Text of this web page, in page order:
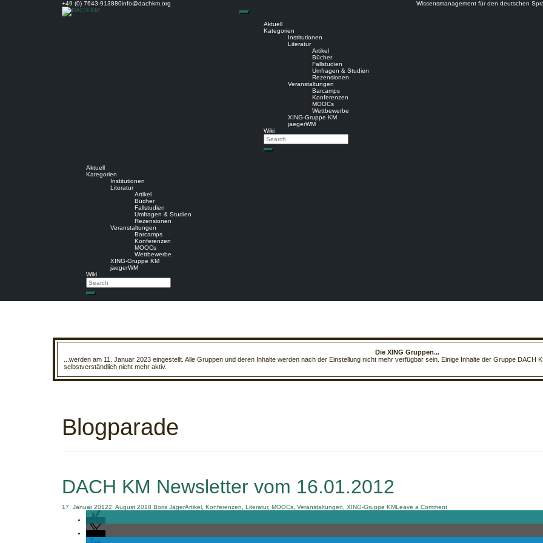
+49 (0) 7643-913880info@dachkm.org Wissensmanagement für den deutschen
Aktuell
Kategorien
Institutionen
Literatur
Artikel
Bücher
Fallstudien
Umfragen & Studien
Rezensionen
Veranstaltungen
Barcamps
Konferenzen
MOOCs
Wettbewerbe
XING-Gruppe KM
jaegerWM
Wiki
Search
Search
Aktuell
Kategorien
Institutionen
Literatur
Artikel
Bücher
Fallstudien
Umfragen & Studien
Rezensionen
Veranstaltungen
Barcamps
Konferenzen
MOOCs
Wettbewerbe
XING-Gruppe KM
jaegerWM
Wiki
Search
Search
Die XING Gruppen...
...werden am 11. Januar 2023 eingestellt. Alle Gruppen und deren Inhalte werden nach der Einstellung nicht mehr verfügbar sein. Einige Inhalte der Gruppe
selbstverständlich nicht mehr aktiv.
Blogparade
DACH KM Newsletter vom 16.01.2012
17. Januar 20122. August 2018 Boris JägerArtikel Konferenzen Literatur, MOOCs Veranstaltungen XING-Gruppe KMLeave a Commenton